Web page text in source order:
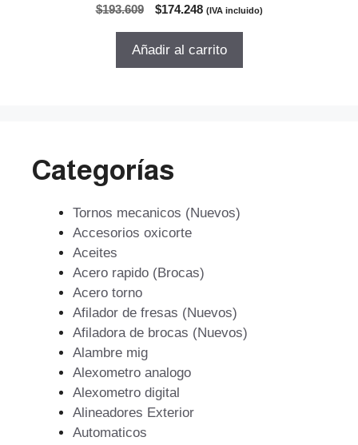
$193.609
El
original
$174.248El
actual
(IVA incluido)
Añadir al carrito
Categorías
Tornos mecanicos (Nuevos)
Accesorios oxicorte
Aceites
Acero rapido (Brocas)
Acero torno
Afilador de fresas (Nuevos)
Afiladora de brocas (Nuevos)
Alambre mig
Alexometro analogo
Alexometro digital
Alineadores Exterior
Automaticos